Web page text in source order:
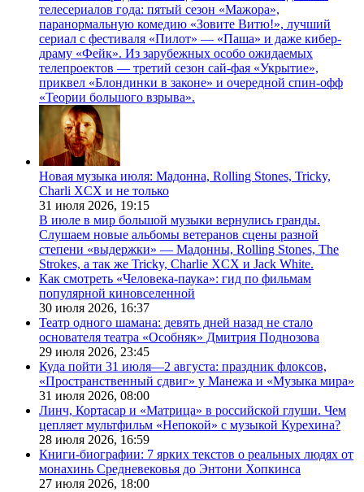
телесериалов года: пятый сезон «Мажора»,
паранормальную комедию «Зовите Витю!», лучший
сериал с фестиваля «Пилот» — «Паша» и даже кибер-
драму «Фейк». Из зарубежных особо ожидаемых
телепроектов — третий сезон сай-фая «Укрытие»,
приквел «Блондинки в законе» и очередной спин-офф
«Теории большого взрыва».
Новая музыка июля: Мадонна, Rolling Stones, Tricky,
Charli XCX и не только
31 июля 2026, 19:15
В июле в мир большой музыки вернулись гранды.
Слушаем новые альбомы ветеранов сцены разной
степени «выдержки» — Мадонны, Rolling Stones, The
Strokes, а так же Tricky, Charlie XCX и Jack White.
Как смотреть «Человека-паука»: гид по фильмам
популярной киновселенной
30 июля 2026, 16:37
Театр одного шамана: девять дней назад не стало
основателя театра «Особняк» Дмитрия Поднозова
29 июля 2026, 23:45
Куда пойти 31 июля—2 августа: праздник флоксов,
«Пространственный сдвиг» у Манежа и «Музыка мира»
31 июля 2026, 08:00
Линч, Кортасар и «Матрица» в российской глуши. Чем
цепляет мультфильм «Непокой» с музыкой Курехина?
28 июля 2026, 16:59
Книги-биографии: 7 ярких текстов о реальных людях от
монахинь Средневековья до Энтони Хопкинса
27 июля 2026, 18:00